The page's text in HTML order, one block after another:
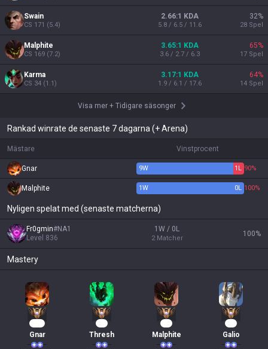
Swain
CS 171 (5.4)
2.66:1 KDA
5.8 / 6.5 / 11.6
32%
28 Spel
Malphite
CS 169 (7.2)
3.65:1 KDA
3.6 / 2.7 / 6.3
65%
17 Spel
Karma
CS 34 (1.1)
3.17:1 KDA
1.9 / 6.1 / 17.6
64%
14 Spel
Visa mer + Tidigare säsonger
Rankad winrate de senaste 7 dagarna (+ Arena)
Mästare Vinstprocent
Gnar 9W 1 L 90%
Malphite 1W 0L 100%
Nyligen spelat med (senaste matcherna)
Fr0gmin#NA1
Level 836
1W / 0L
2 Matcher
100%
Mastery
Gnar Thresh Malphite Galio